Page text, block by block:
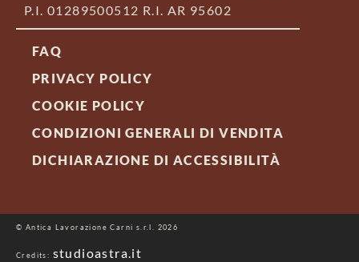
P.I. 01289500512 R.I. AR 95602
FAQ
PRIVACY POLICY
COOKIE POLICY
CONDIZIONI GENERALI DI VENDITA
DICHIARAZIONE DI ACCESSIBILITÀ
© Antica Lavorazione Carni s.r.l. 2026
Credits: studioastra.it